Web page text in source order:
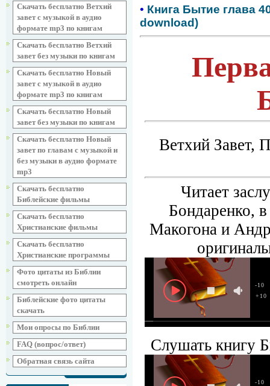
Скачать бесплатно Ветхий
завет с музыкой в аудио
формате mp3 по книгам
Скачать бесплатно Ветхий
завет без музыки по книгам
Скачать бесплатно Новый
завет с музыкой в аудио
формате mp3 по книгам
Скачать бесплатно Новый
завет без музыки по книгам
Скачать бесплатно Новый
завет по главам с музыкой и
без музыки в аудио формате
mp3
Скачать бесплатно
Библейские фильмы
Скачать бесплатно
Христианские фильмы
Скачать бесплатно
Христианские программы
Фото цитаты из Библии
смотреть онлайн
Библейские фото цитаты
скачать
Мои опросы по Библии
FAQ (вопрос/ответ)
Обратная связь сайта
• Книга Бытие глава
download)
Ветхий Завет,
Читает
Бондаренко,
Макогона и
+10
-10
Слушать книгу
-10